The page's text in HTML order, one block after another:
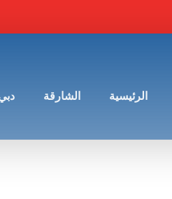
الرئيسية الشارقة